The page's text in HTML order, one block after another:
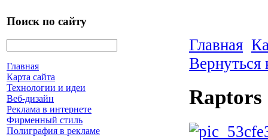
Поиск по сайту
Главная
Карта сайта
Технологии и идеи
Веб-дизайн
Реклама в интернете
Фирменный стиль
Полиграфия в рекламе
Главная
Raptors